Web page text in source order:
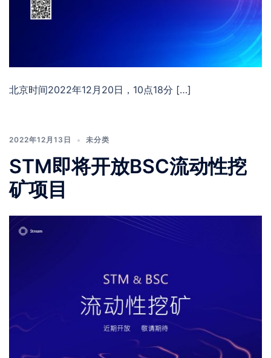
北京时间2022年12月20日，10点18分 […]
2022年12月13日 未分类
STM即将开放BSC流动性挖
矿项目